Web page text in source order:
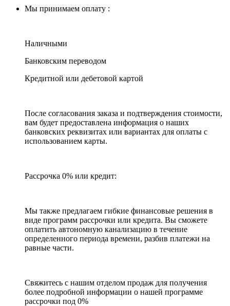
Мы принимаем оплату :
Наличными
Банковским переводом
Кредитной или дебетовой картой
После согласования заказа и подтверждения стоимости,
вам будет предоставлена информация о наших
банковских реквизитах или вариантах для оплаты с
использованием карты.
Рассрочка 0% или кредит:
Мы также предлагаем гибкие финансовые решения в
виде программ рассрочки или кредита. Вы сможете
оплатить автономную канализацию в течение
определенного периода времени, разбив платежи на
равные части.
Свяжитесь с нашим отделом продаж для получения
более подробной информации о нашей программе
рассрочки под 0%